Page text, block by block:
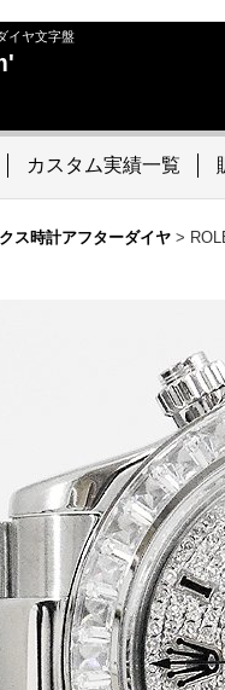
イヤ文字盤
カスタム実績一覧
ス時計アフターダイヤ >